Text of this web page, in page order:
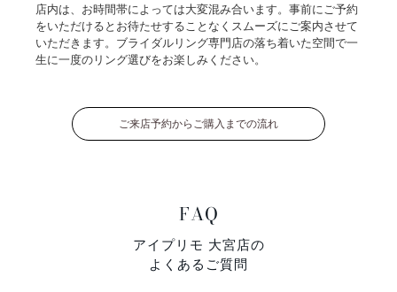
店内は、お時間帯によっては大変混み合います。事前にご予約
をいただけるとお待たせすることなくスムーズにご案内させて
いただきます。ブライダルリング専門店の落ち着いた空間で一
生に一度のリング選びをお楽しみください。
ご来店予約からご購入までの流れ
FAQ
アイプリモ 大宮店の
よくあるご質問